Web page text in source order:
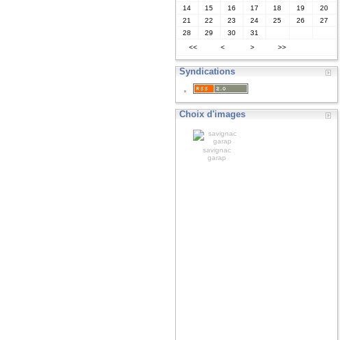
14
15 16 17 18 19
20
21
22 23 24 25 26
27
28
29 30
31
<<
< > >>
Syndications
Choix d'images
savignac
garap